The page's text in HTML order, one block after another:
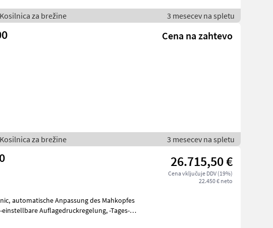
za brežine 3 mesecev na spletu
Cena na zahtevo
za brežine 3 mesecev na spletu
26.715,50 €
Cena vključuje DDV (19%)
22.450 € neto
Auflagedruckregelung, -Tages-